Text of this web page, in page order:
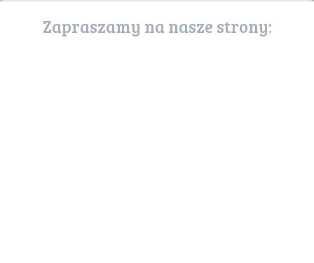
Zapraszamy na nasze strony: